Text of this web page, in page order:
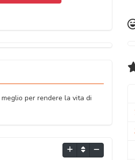
per rendere la vita di